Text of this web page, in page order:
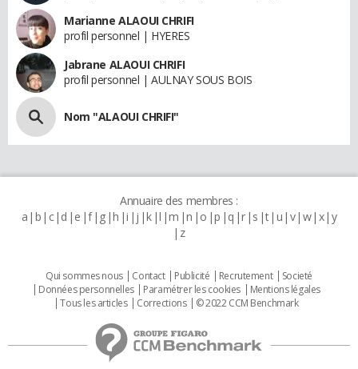
Marianne ALAOUI CHRIFI
profil personnel | HYERES
Jabrane ALAOUI CHRIFI
profil personnel | AULNAY SOUS BOIS
Nom "ALAOUI CHRIFI"
Annuaire des membres :
a b c d e f g h i j k l m n o p q r s t u v w x y
z
Qui sommes nous Contact Publicité Recrutement
Societé
Données personnelles
Paramétrer les cookies
Mentions légales
Tous les articles
Corrections © 2022 CCM Benchmark